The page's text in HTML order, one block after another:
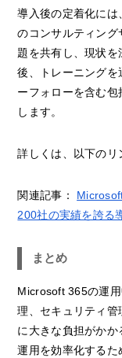
導入後の定着化に
のコンサルティン
題を共有し、現状
後、トレーニングを
ーフォローを含む
します。
詳しくは、以下のリ
関連記事：
200社の実績を誇る
まとめ
Microsoft 365の運
理、セキュリティ
に大きな負担がかか
運用を効率化するた